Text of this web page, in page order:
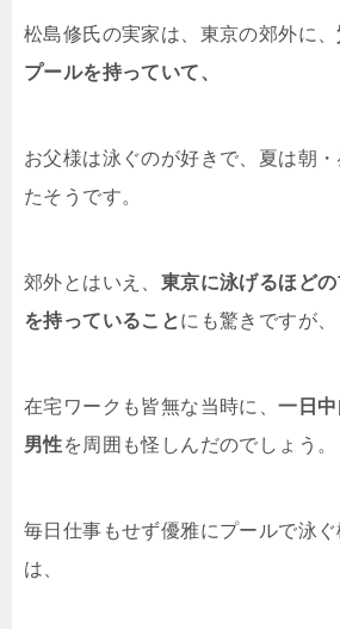
松島修氏の実家は、東京の郊外に、
プールを持っていて、
お父様は泳ぐのが好きで、夏は朝
たそうです。
郊外とはいえ、 東京に泳げるほど
を持っていることにも驚きですが、
在宅ワークも皆無な当時に、一日
男性を周囲も怪しんだのでしょう。
毎日仕事もせず優雅にプールで泳
は、